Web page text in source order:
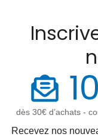
dès 30€ d’achats -
Recevez nos